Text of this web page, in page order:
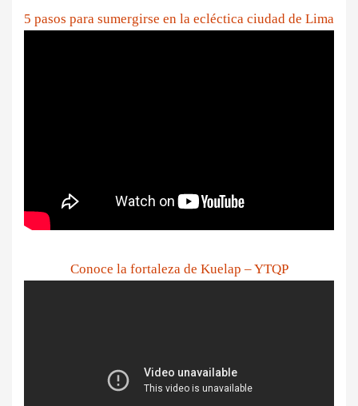
5 pasos para sumergirse en la ecléctica ciudad de Lima
Conoce la fortaleza de Kuelap – YTQP